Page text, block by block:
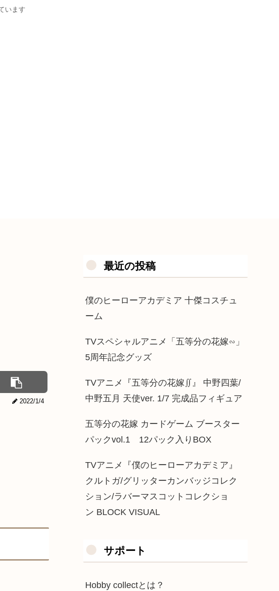
います
2022/1/4
最近の投稿
僕のヒーローアカデミア 十傑コスチュ
ーム
TVスペシャルアニメ「五等分の花嫁∽」
5周年記念グッズ
TVアニメ『五等分の花嫁∬』 中野四葉/
中野五月 天使ver. 1/7 完成品フィギュア
五等分の花嫁 カードゲーム ブースター
パックvol.1 12パック入りBOX
TVアニメ『僕のヒーローアカデミア』
クルトガ/グリッターカンバッジコレク
ション/ラバーマスコットコレクショ
ン BLOCK VISUAL
サポート
Hobby collectとは？